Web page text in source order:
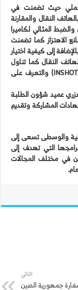
حيث تضمنت في
النقال والمقارنة
المثالي لكاميرا
الاهتزاز كما تضمنت
إلى كيفية اختيار
النقال كما تناول
الجانب العملي على المونتاج باستخدام برنامج (INSHOT) والتعرف على
عميد شؤون الطلبة
المشاركة وتقديم
والوسطى تسعى إلى
التي تهدف إلى
في مختلف المجالات
التالي
جمهورية الصين